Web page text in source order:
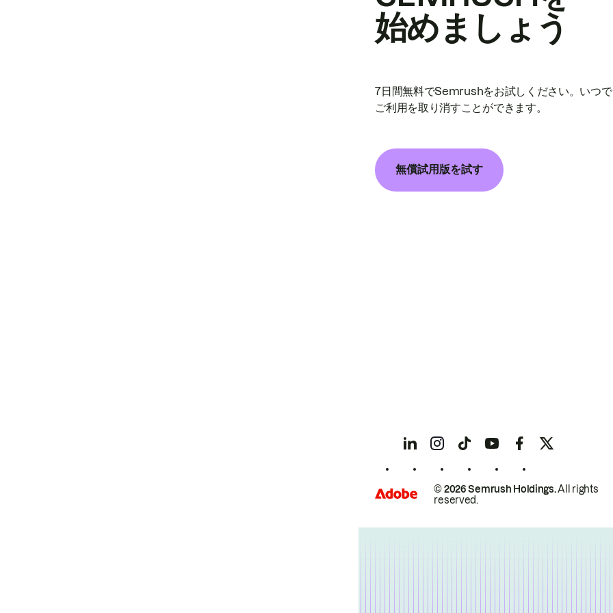
始めましょう
7日間無料でSemrushをお試しください。いつ
ご利用を取り消すことができます。
無償試用版を試す
© 2026 Semrush Holdings.All rights
reserved.